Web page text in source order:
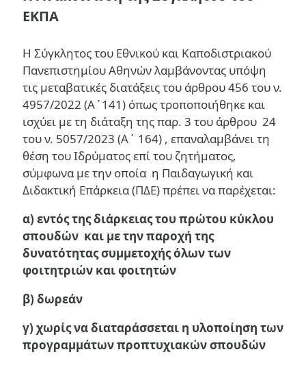
ΕΚΠΑ
Η Σύγκλητος του Εθνικού και Καποδιστριακού
Πανεπιστημίου Αθηνών λαμβάνοντας υπόψη
τις μεταβατικές διατάξεις του άρθρου 456 του ν.
4957/2022 (Α΄141) όπως τροποποιήθηκε και
ισχύει με τη διάταξη της παρ. 3 του άρθρου 24
του ν. 5057/2023 (Α΄ 164) , επαναλαμβάνει τη
θέση του Ιδρύματος επί του ζητήματος,
σύμφωνα με την οποία η Παιδαγωγική και
Διδακτική Επάρκεια (ΠΔΕ) πρέπει να παρέχεται:
α) εντός της διάρκειας του πρώτου κύκλου
σπουδών και με την παροχή της
δυνατότητας συμμετοχής όλων των
φοιτητριών και φοιτητών
β) δωρεάν
γ) χωρίς να διαταράσσεται η υλοποίηση των
προγραμμάτων προπτυχιακών σπουδών